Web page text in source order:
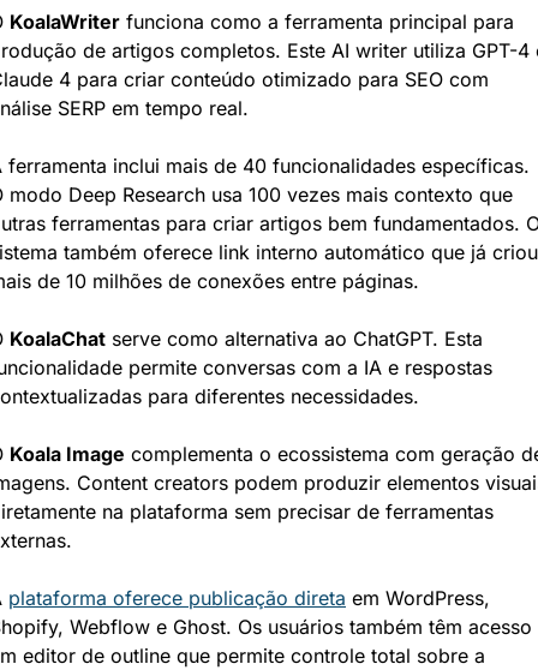
KoalaWriter funciona como a ferramenta principal para
de artigos completos. Este AI writer utiliza GPT-4
4 para criar conteúdo otimizado para SEO com
SERP em tempo real.
ferramenta inclui mais de 40 funcionalidades específicas.
modo Deep Research usa 100 vezes mais contexto que
ferramentas para criar artigos bem fundamentados.
também oferece link interno automático que já criou
de 10 milhões de conexões entre páginas.
KoalaChat serve como alternativa ao ChatGPT. Esta
permite conversas com a IA e respostas
para diferentes necessidades.
Koala Image complementa o ecossistema com geração
Content creators podem produzir elementos
na plataforma sem precisar de ferramentas
plataforma oferece publicação direta em WordPress,
Webflow e Ghost. Os usuários também têm acesso
editor de outline que permite controle total sobre a